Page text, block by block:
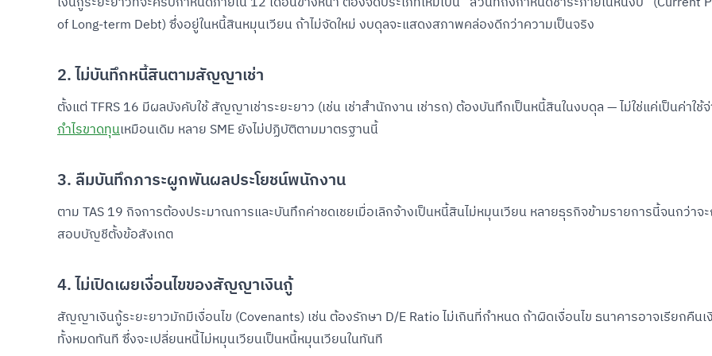
of Long-term Debt) ซึ่งอยู่ในหนี้สินหมุนเวียน ถ้าไม่จัดใหม่ งบดุลจะแสดงสภาพคล่องดีกว่าความเป็นจริง
2. ไม่บันทึกหนี้สินตามสัญญาเช่า
ตั้งแต่ TFRS 16 มีผลบังคับใช้ สัญญาเช่าระยะยาว (เช่น เช่าสำนักงาน เช่ารถ) ต้องบันทึกเป็นหนี้สินในงบดุล — ไม่ใช่แค่เป็นค่าใช้
กำไรขาดทุนเหมือนเดิม หลาย SME ยังไม่ปฏิบัติตามมาตรฐานนี้
3. ลืมบันทึกภาระผูกพันผลประโยชน์พนักงาน
ตาม TAS 19 กิจการต้องประมาณการและบันทึกค่าชดเชยเมื่อเลิกจ้างเป็นหนี้สินไม่หมุนเวียน หลายธุรกิจข้ามรายการนี้จนกว่าจ
สอบบัญชีตั้งข้อสังเกต
4. ไม่เปิดเผยเงื่อนไขของสัญญาเงินกู้
สัญญาเงินกู้ระยะยาวมักมีเงื่อนไข (Covenants) เช่น ต้องรักษา D/E Ratio ไม่เกินที่กำหนด ถ้าผิดเงื่อนไข ธนาคารอาจเรียกคืน
ทั้งหมดทันที ซึ่งจะเปลี่ยนหนี้ไม่หมุนเวียนเป็นหนี้หมุนเวียนในทันที